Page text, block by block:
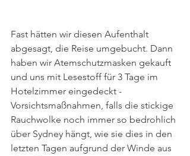
Fast hätten wir diesen Aufenthalt
abgesagt, die Reise umgebucht. Dann
haben wir Atemschutzmasken gekauft
und uns mit Lesestoff für 3 Tage im
Hotelzimmer eingedeckt -
Vorsichtsmaßnahmen, falls die stickige
Rauchwolke noch immer so bedrohlich
über Sydney hängt, wie sie dies in den
letzten Tagen aufgrund der Winde aus